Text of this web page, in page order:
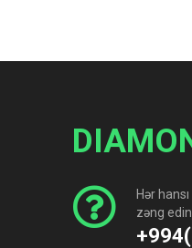
Hər
zəng